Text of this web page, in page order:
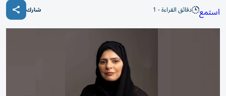
استمع دقائق القراءة - 1 شارك